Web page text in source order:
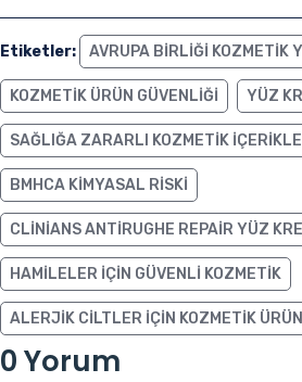
Etiketler: AVRUPA BIRLIĞI KOZMETIK
KOZMETIK ÜRÜN GÜVENLIĞI YÜZ
SAĞLIĞA ZARARLI KOZMETIK
BMHCA KIMYASAL RISKI
CLINIANS ANTIRUGHE REPAIR YÜZ
HAMILELER IÇIN GÜVENLI KOZMETIK
ALERJIK CILTLER IÇIN KOZMETIK
0 Yorum